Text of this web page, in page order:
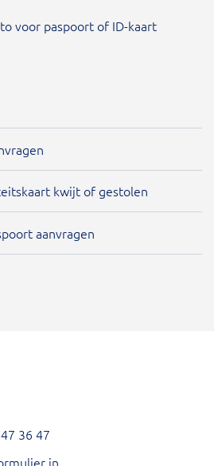
voor paspoort of ID-kaart
kwijt of gestolen
aanvragen
36 47
in